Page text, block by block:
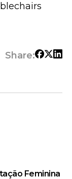
Share:
Feminina